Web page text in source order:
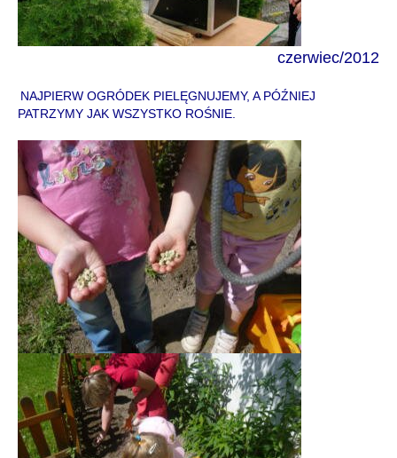
czerwiec/2012
NAJPIERW OGRÓDEK PIELĘGNUJEMY, A PÓŹNIEJ
PATRZYMY JAK WSZYSTKO ROŚNIE.